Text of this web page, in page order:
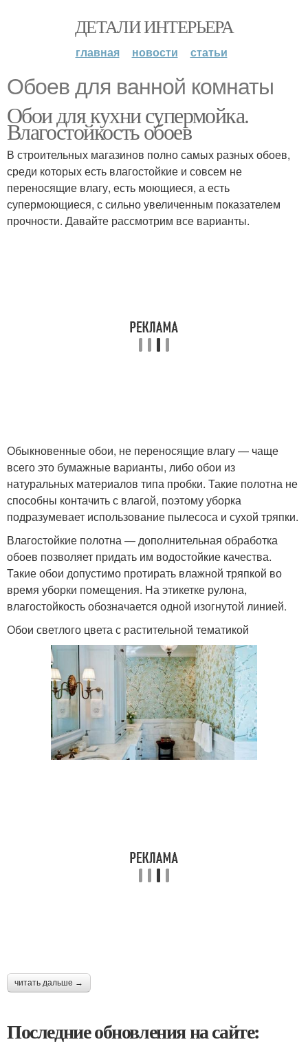
ДЕТАЛИ ИНТЕРЬЕРА
главная новости статьи
Обоев для ванной комнаты
Обои для кухни супермойка.
Влагостойкость обоев
В строительных магазинов полно самых разных обоев,
среди которых есть влагостойкие и совсем не
переносящие влагу, есть моющиеся, а есть
супермоющиеся, с сильно увеличенным показателем
прочности. Давайте рассмотрим все варианты.
Обыкновенные обои, не переносящие влагу — чаще
всего это бумажные варианты, либо обои из
натуральных материалов типа пробки. Такие полотна не
способны контачить с влагой, поэтому уборка
подразумевает использование пылесоса и сухой тряпки.
Влагостойкие полотна — дополнительная обработка
обоев позволяет придать им водостойкие качества.
Такие обои допустимо протирать влажной тряпкой во
время уборки помещения. На этикетке рулона,
влагостойкость обозначается одной изогнутой линией.
Обои светлого цвета с растительной тематикой
читать дальше →
Последние обновления на сайте: